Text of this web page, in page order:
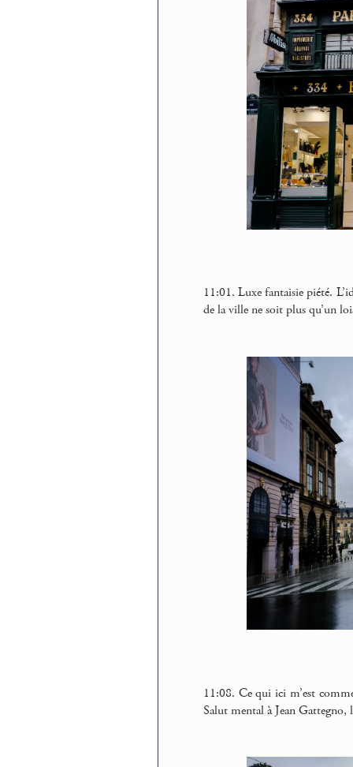
11:01. Luxe fantaisie piété.
de la ville ne soit plus qu’un
11:08. Ce qui ici m’est
Salut mental à Jean Gattegno,